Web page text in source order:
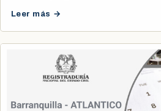
Leer más →